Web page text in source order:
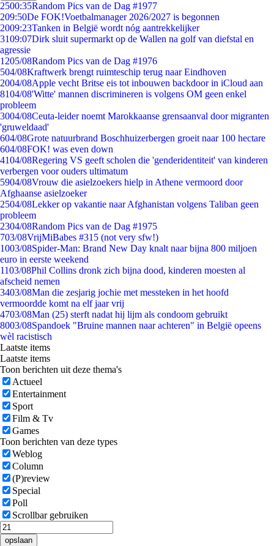
2500:35Random Pics van de Dag #1977
209:50De FOK!Voetbalmanager 2026/2027 is begonnen
2009:23Tanken in België wordt nóg aantrekkelijker
3109:07Dirk sluit supermarkt op de Wallen na golf van diefstal en
agressie
1205/08Random Pics van de Dag #1976
504/08Kraftwerk brengt ruimteschip terug naar Eindhoven
2004/08Apple vecht Britse eis tot inbouwen backdoor in iCloud aan
8104/08'Witte' mannen discrimineren is volgens OM geen enkel
probleem
3004/08Ceuta-leider noemt Marokkaanse grensaanval door migranten
'gruweldaad'
604/08Grote natuurbrand Boschhuizerbergen groeit naar 100 hectare
604/08FOK! was even down
4104/08Regering VS geeft scholen die 'genderidentiteit' van kinderen
verbergen voor ouders ultimatum
5904/08Vrouw die asielzoekers hielp in Athene vermoord door
Afghaanse asielzoeker
2504/08Lekker op vakantie naar Afghanistan volgens Taliban geen
probleem
2304/08Random Pics van de Dag #1975
703/08VrijMiBabes #315 (not very sfw!)
1003/08Spider-Man: Brand New Day knalt naar bijna 800 miljoen
euro in eerste weekend
1103/08Phil Collins dronk zich bijna dood, kinderen moesten al
afscheid nemen
3403/08Man die zesjarig jochie met messteken in het hoofd
vermoordde komt na elf jaar vrij
4703/08Man (25) sterft nadat hij lijm als condoom gebruikt
8003/08Spandoek "Bruine mannen naar achteren" in België opeens
wèl racistisch
Laatste items
Laatste items
Toon berichten uit deze thema's
Actueel
Entertainment
Sport
Film & Tv
Games
Toon berichten van deze types
Weblog
Column
(P)review
Special
Poll
Scrollbar gebruiken
opslaan